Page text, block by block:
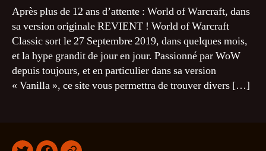
the
of
Warcraft
(Classic) »
Après plus de 12 ans d’attente : World of Warcraft, dans
sa version originale REVIENT ! World of Warcraft
Classic sort le 27 Septembre 2019, dans quelques mois,
et la hype grandit de jour en jour. Passionné par WoW
depuis toujours, et en particulier dans sa version
« Vanilla », ce site vous permettra de trouver divers […]